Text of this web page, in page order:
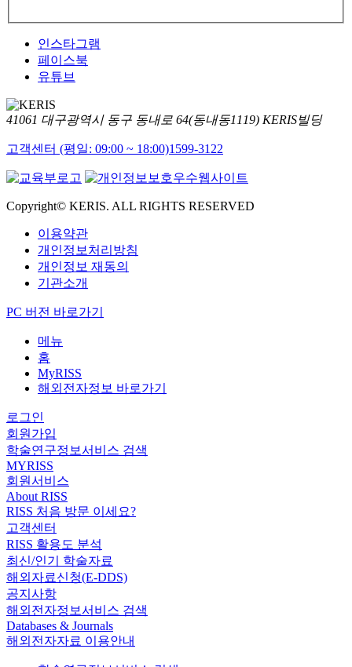
인스타그램
페이스북
유튜브
41061 대구광역시 동구 동내로 64(동내동1119) KERIS빌딩
고객센터 (평일: 09:00 ~ 18:00)1599-3122
Copyright© KERIS. ALL RIGHTS RESERVED
이용약관
개인정보처리방침
개인정보 재동의
기관소개
PC 버전 바로가기
메뉴
홈
MyRISS
해외전자정보 바로가기
로그인
회원가입
학술연구정보서비스 검색
MYRISS
회원서비스
About RISS
RISS 처음 방문 이세요?
고객센터
RISS 활용도 분석
최신/인기 학술자료
해외자료신청(E-DDS)
공지사항
해외전자정보서비스 검색
Databases & Journals
해외전자자료 이용안내